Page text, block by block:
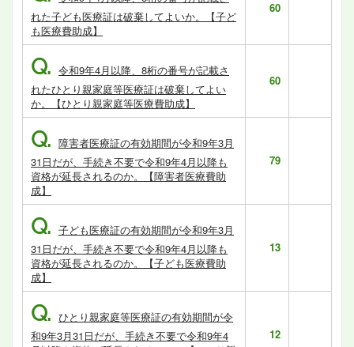
れた子ども医療証は破棄してよいか。【子ど
も医療費助成】
60
Q. 令和9年4月以降、8桁の番号が記載さ
れたひとり親家庭等医療証は破棄してよい
か。【ひとり親家庭等医療費助成】
60
Q. 障害者医療証の有効期間が令和9年3月
31日だが、手続き不要で令和9年4月以降も
資格が延長されるのか。【障害者医療費助
成】
79
Q. 子ども医療証の有効期間が令和9年3月
31日だが、手続き不要で令和9年4月以降も
資格が延長されるのか。【子ども医療費助
成】
13
Q. ひとり親家庭等医療証の有効期間が令
和9年3月31日だが、手続き不要で令和9年4
12